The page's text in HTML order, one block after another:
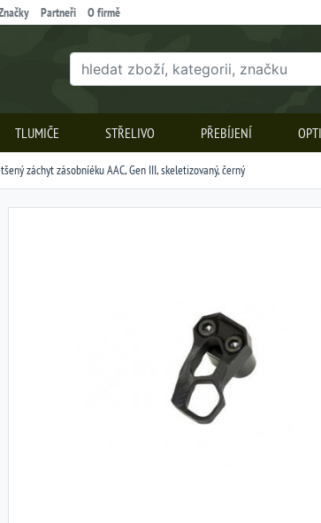
Partneři O firmě
TLUMIČE STŘELIVO PŘEBÍJENÍ
záchyt zásobníéku AAC, Gen III, skeletizovaný, černý